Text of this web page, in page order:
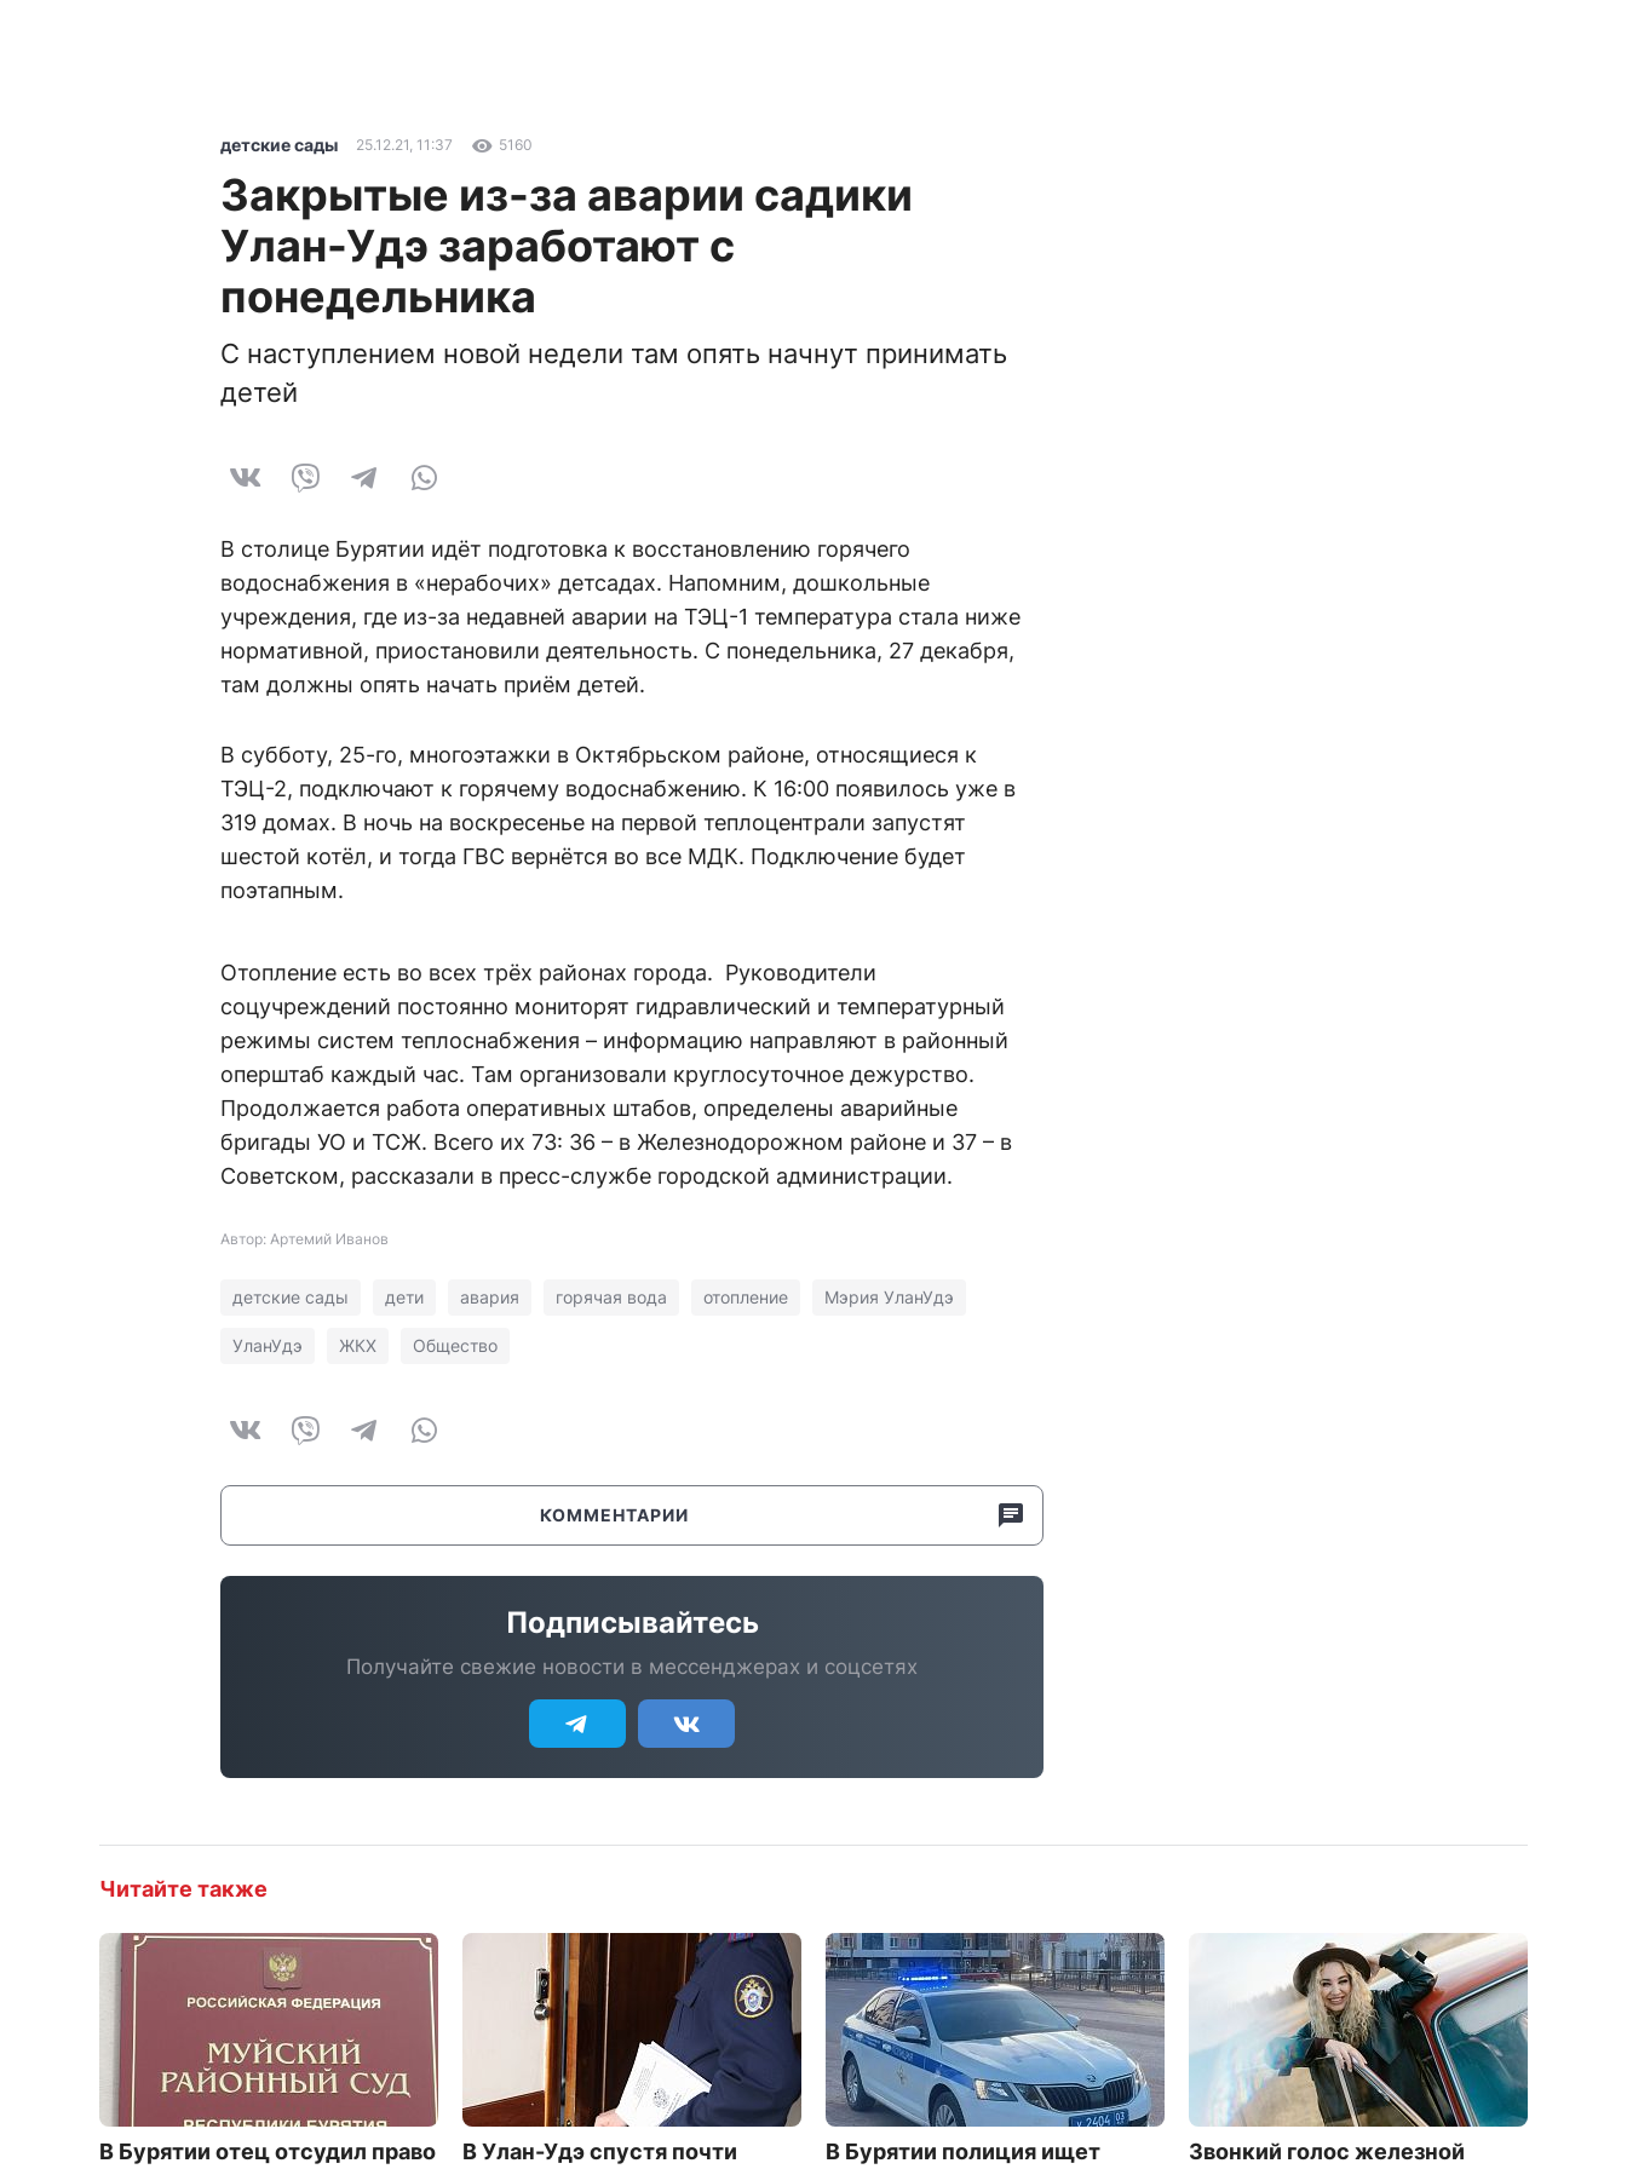
детские сады 25.12.21, 11:37 5160
Закрытые из-за аварии садики
Улан-Удэ заработают с
понедельника
С наступлением новой недели там опять начнут принимать
детей
В столице Бурятии идёт подготовка к восстановлению горячего
водоснабжения в «нерабочих» детсадах. Напомним, дошкольные
учреждения, где из-за недавней аварии на ТЭЦ-1 температура стала ниже
нормативной, приостановили деятельность. С понедельника, 27 декабря,
там должны опять начать приём детей.
В субботу, 25-го, многоэтажки в Октябрьском районе, относящиеся к
ТЭЦ-2, подключают к горячему водоснабжению. К 16:00 появилось уже в
319 домах. В ночь на воскресенье на первой теплоцентрали запустят
шестой котёл, и тогда ГВС вернётся во все МДК. Подключение будет
поэтапным.
Отопление есть во всех трёх районах города. Руководители
соцучреждений постоянно мониторят гидравлический и температурный
режимы систем теплоснабжения – информацию направляют в районный
оперштаб каждый час. Там организовали круглосуточное дежурство.
Продолжается работа оперативных штабов, определены аварийные
бригады УО и ТСЖ. Всего их 73: 36 – в Железнодорожном районе и 37 – в
Советском, рассказали в пресс-службе городской администрации.
Автор: Артемий Иванов
детские сады дети авария горячая вода отопление Мэрия УланУдэ
УланУдэ ЖКХ Общество
КОММЕНТАРИИ
Подписывайтесь
Получайте свежие новости в мессенджерах и соцсетях
Читайте также
В Бурятии отец отсудил право
В Улан-Удэ спустя почти
В Бурятии полиция ищет
Звонкий голос железной